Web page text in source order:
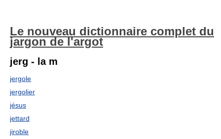
Le nouveau dictionnaire complet du
jargon de l'argot
jerg - la m
jergole
jergolier
jésus
jettard
jiroble